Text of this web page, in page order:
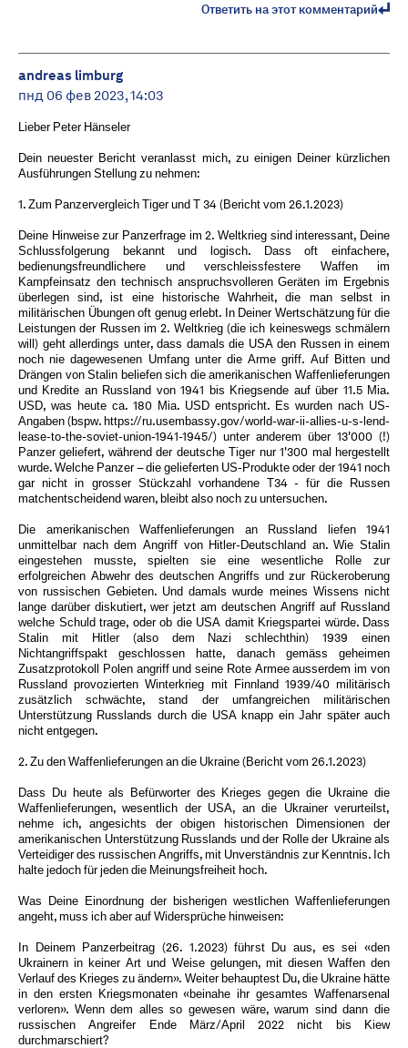
Ответить на этот комментарий
andreas limburg
пнд 06 фев 2023, 14:03
Lieber Peter Hänseler
Dein neuester Bericht veranlasst mich, zu einigen Deiner kürzlichen
Ausführungen Stellung zu nehmen:
1. Zum Panzervergleich Tiger und T 34 (Bericht vom 26.1.2023)
Deine Hinweise zur Panzerfrage im 2. Weltkrieg sind interessant, Deine
Schlussfolgerung bekannt und logisch. Dass oft einfachere,
bedienungsfreundlichere und verschleissfestere Waffen im
Kampfeinsatz den technisch anspruchsvolleren Geräten im Ergebnis
überlegen sind, ist eine historische Wahrheit, die man selbst in
militärischen Übungen oft genug erlebt. In Deiner Wertschätzung für die
Leistungen der Russen im 2. Weltkrieg (die ich keineswegs schmälern
will) geht allerdings unter, dass damals die USA den Russen in einem
noch nie dagewesenen Umfang unter die Arme griff. Auf Bitten und
Drängen von Stalin beliefen sich die amerikanischen Waffenlieferungen
und Kredite an Russland von 1941 bis Kriegsende auf über 11.5 Mia.
USD, was heute ca. 180 Mia. USD entspricht. Es wurden nach US-
Angaben (bspw. https://ru.usembassy.gov/world-war-ii-allies-u-s-lend-
lease-to-the-soviet-union-1941-1945/) unter anderem über 13'000 (!)
Panzer geliefert, während der deutsche Tiger nur 1'300 mal hergestellt
wurde. Welche Panzer – die gelieferten US-Produkte oder der 1941 noch
gar nicht in grosser Stückzahl vorhandene T34 - für die Russen
matchentscheidend waren, bleibt also noch zu untersuchen.
Die amerikanischen Waffenlieferungen an Russland liefen 1941
unmittelbar nach dem Angriff von Hitler-Deutschland an. Wie Stalin
eingestehen musste, spielten sie eine wesentliche Rolle zur
erfolgreichen Abwehr des deutschen Angriffs und zur Rückeroberung
von russischen Gebieten. Und damals wurde meines Wissens nicht
lange darüber diskutiert, wer jetzt am deutschen Angriff auf Russland
welche Schuld trage, oder ob die USA damit Kriegspartei würde. Dass
Stalin mit Hitler (also dem Nazi schlechthin) 1939 einen
Nichtangriffspakt geschlossen hatte, danach gemäss geheimen
Zusatzprotokoll Polen angriff und seine Rote Armee ausserdem im von
Russland provozierten Winterkrieg mit Finnland 1939/40 militärisch
zusätzlich schwächte, stand der umfangreichen militärischen
Unterstützung Russlands durch die USA knapp ein Jahr später auch
nicht entgegen.
2. Zu den Waffenlieferungen an die Ukraine (Bericht vom 26.1.2023)
Dass Du heute als Befürworter des Krieges gegen die Ukraine die
Waffenlieferungen, wesentlich der USA, an die Ukrainer verurteilst,
nehme ich, angesichts der obigen historischen Dimensionen der
amerikanischen Unterstützung Russlands und der Rolle der Ukraine als
Verteidiger des russischen Angriffs, mit Unverständnis zur Kenntnis. Ich
halte jedoch für jeden die Meinungsfreiheit hoch.
Was Deine Einordnung der bisherigen westlichen Waffenlieferungen
angeht, muss ich aber auf Widersprüche hinweisen:
In Deinem Panzerbeitrag (26. 1.2023) führst Du aus, es sei «den
Ukrainern in keiner Art und Weise gelungen, mit diesen Waffen den
Verlauf des Krieges zu ändern». Weiter behauptest Du, die Ukraine hätte
in den ersten Kriegsmonaten «beinahe ihr gesamtes Waffenarsenal
verloren». Wenn dem alles so gewesen wäre, warum sind dann die
russischen Angreifer Ende März/April 2022 nicht bis Kiew
durchmarschiert?